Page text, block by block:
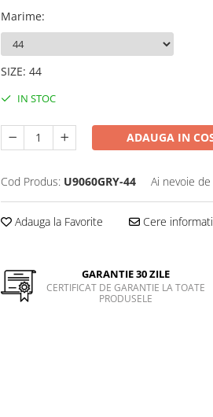
Marime:
SIZE: 44
IN STOC
ADAUGA IN
Cod Produs: U9060GRY-44 Ai nevoie
Adauga la Favorite Cere
GARANTIE 30 ZILE
CERTIFICAT DE GARANTIE LA TOATE
PRODUSELE